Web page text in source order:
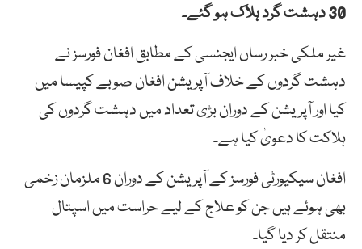
30 دہشت گرد ہلاک ہو گئے۔
غیر ملکی خبر رساں ایجنسی کے مطابق افغان فورسز نے
دہشت گردوں کے خلاف آپریشن افغان صوبے کپیسا میں
کیا اور آپریشن کے دوران بڑی تعداد میں دہشت گردوں کی
ہلاکت کا دعویٰ کیا ہے۔
افغان سیکیورٹی فورسز کے آپریشن کے دوران 6 ملزمان زخمی
بھی ہوئے ہیں جن کو علاج کے لیے حراست میں اسپتال
منتقل کر دیا گیا۔